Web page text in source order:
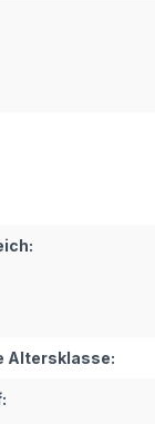
Altersklasse: